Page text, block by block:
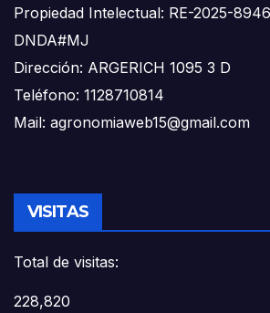
Propiedad Intelectual: RE-2025-
DNDA#MJ
Dirección: ARGERICH 1095 3 D
Teléfono: 1128710814
Mail: agronomiaweb15@gmail.com
VISITAS
Total de visitas:
228,820